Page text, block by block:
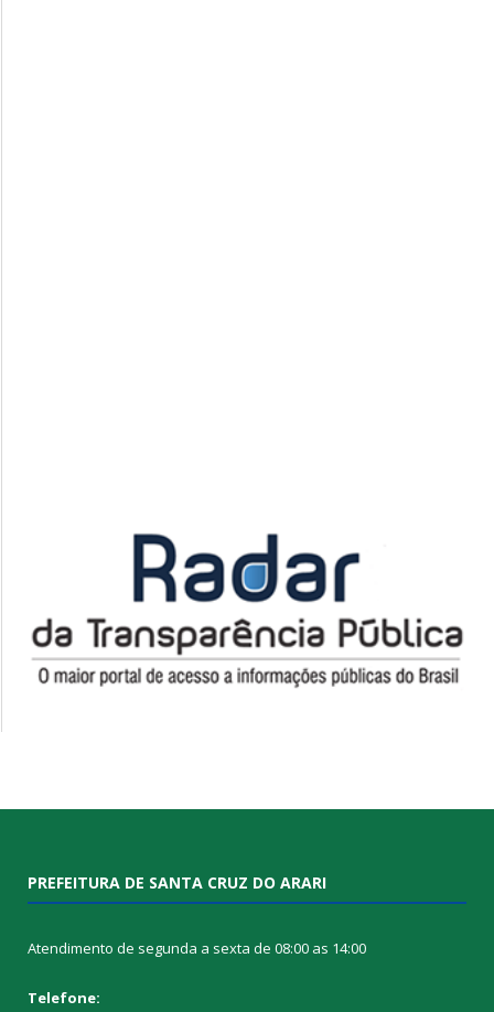
PREFEITURA DE SANTA CRUZ DO ARARI
Atendimento de segunda a sexta de 08:00 as 14:00
Telefone: